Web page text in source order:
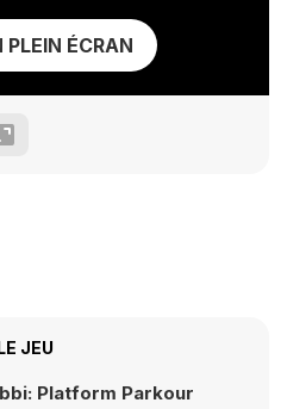
PLEIN ÉCRAN
JEU
Platform Parkour